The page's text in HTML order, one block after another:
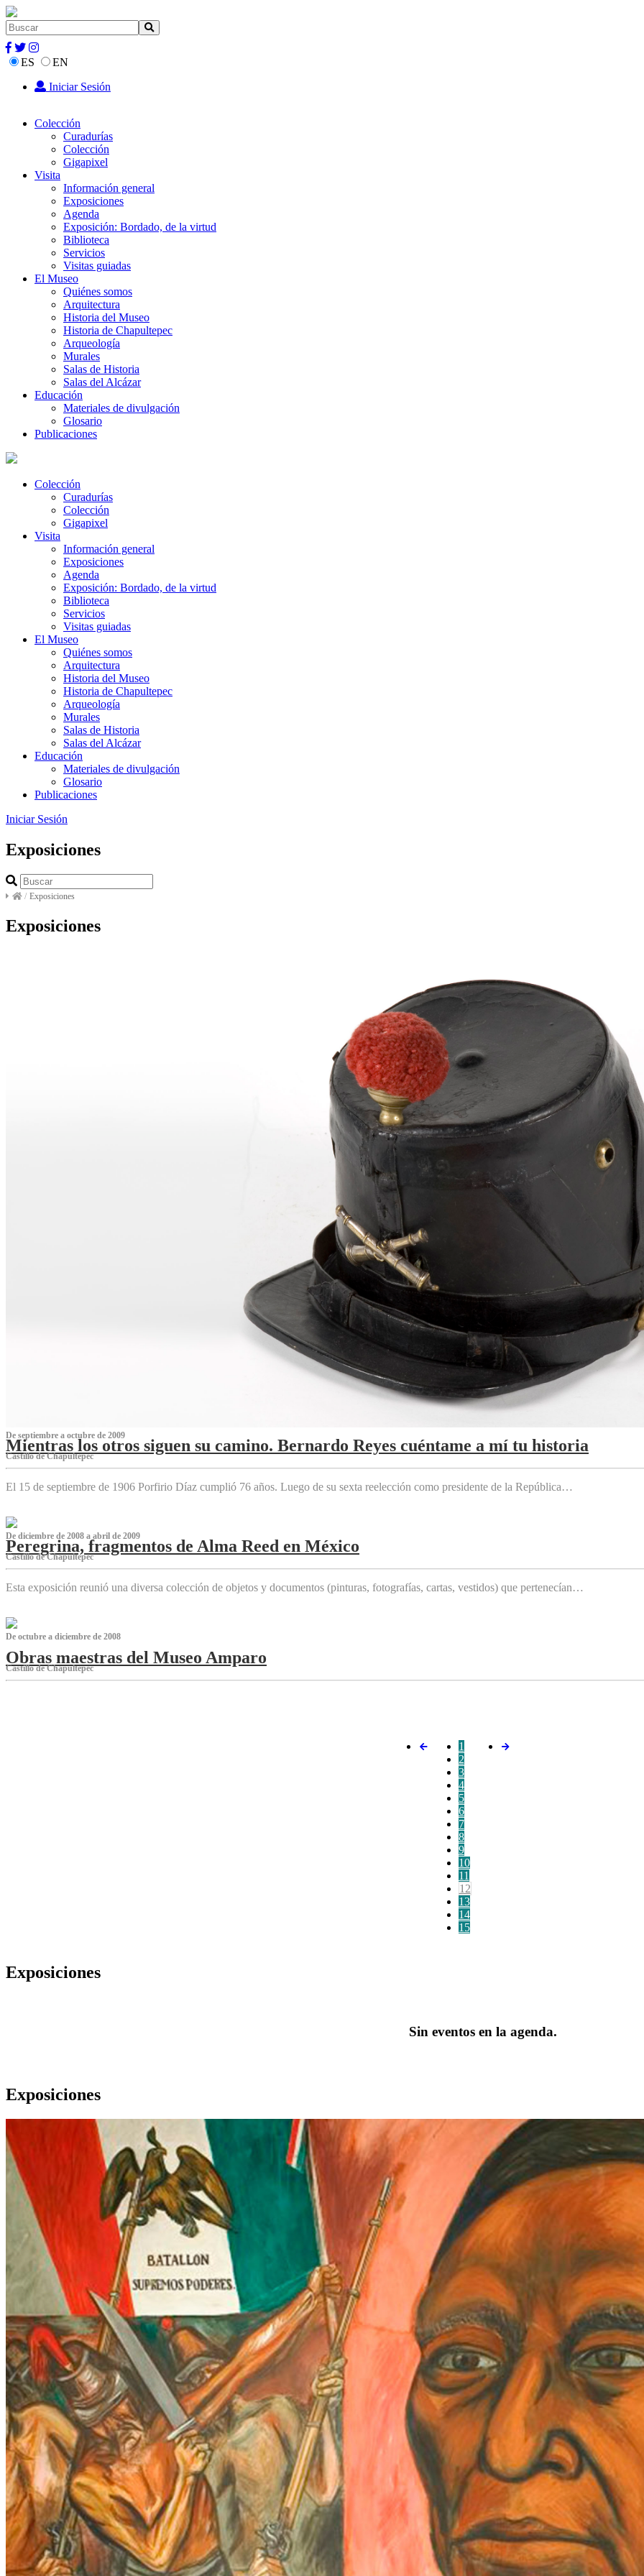
ES
EN
Iniciar Sesión
Colección
Curadurías
Colección
Gigapixel
Visita
Información general
Exposiciones
Agenda
Exposición: Bordado, de la virtud
Biblioteca
Servicios
Visitas guiadas
El Museo
Quiénes somos
Arquitectura
Historia del Museo
Historia de Chapultepec
Arqueología
Murales
Salas de Historia
Salas del Alcázar
Educación
Materiales de divulgación
Glosario
Publicaciones
Colección
Curadurías
Colección
Gigapixel
Visita
Información general
Exposiciones
Agenda
Exposición: Bordado, de la virtud
Biblioteca
Servicios
Visitas guiadas
El Museo
Quiénes somos
Arquitectura
Historia del Museo
Historia de Chapultepec
Arqueología
Murales
Salas de Historia
Salas del Alcázar
Educación
Materiales de divulgación
Glosario
Publicaciones
Iniciar Sesión
Exposiciones
/ Exposiciones
Exposiciones
De septiembre a octubre de 2009
Mientras los otros siguen su camino. Bernardo Reyes cuéntame a mí tu historia
Castillo de Chapultepec
El 15 de septiembre de 1906 Porfirio Díaz cumplió 76 años. Luego de su sexta reelección como presidente de la República…
De diciembre de 2008 a abril de 2009
Peregrina, fragmentos de Alma Reed en México
Castillo de Chapultepec
Esta exposición reunió una diversa colección de objetos y documentos (pinturas, fotografías, cartas, vestidos) que pertenecían…
De octubre a diciembre de 2008
Obras maestras del Museo Amparo
Castillo de Chapultepec
1
2
3
4
5
6
7
8
9
10
11
12
13
14
15
Exposiciones
Sin eventos en la agenda.
Exposiciones